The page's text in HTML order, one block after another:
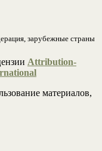
зарубежные страны
Attribution-
материалов,